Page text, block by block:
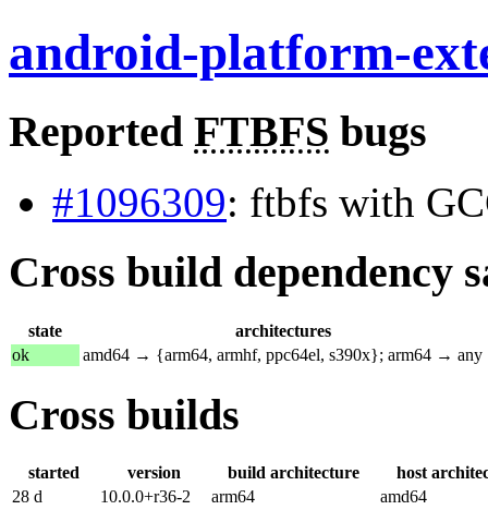
android-platform-
Reported FTBFS bugs
#1096309: ftbfs with
Cross build dependency
state
architectures
ok
amd64 → {arm64, armhf, ppc64el, s390x}; arm64 → any
Cross builds
started version build architecture
host
28 d
10.0.0+r36-2 arm64
amd64